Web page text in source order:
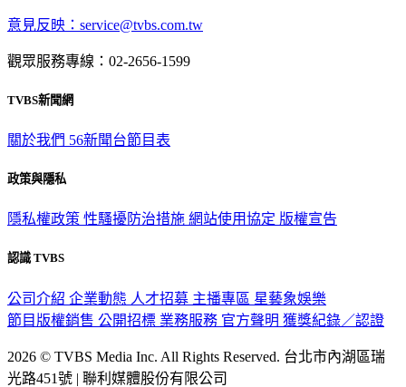
意見反映：service@tvbs.com.tw
觀眾服務專線：02-2656-1599
TVBS新聞網
關於我們 56新聞台節目表
政策與隱私
隱私權政策 性騷擾防治措施 網站使用協定 版權宣告
認識 TVBS
公司介紹 企業動態 人才招募 主播專區 星藝象娛樂
節目版權銷售 公開招標 業務服務 官方聲明 獲獎紀錄／認證
2026 © TVBS Media Inc. All Rights Reserved. 台北市內湖區瑞
光路451號 | 聯利媒體股份有限公司